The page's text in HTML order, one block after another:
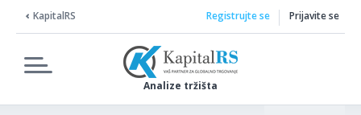
KapitalRS
Analize tržišta
Registrujte se Prijavite se